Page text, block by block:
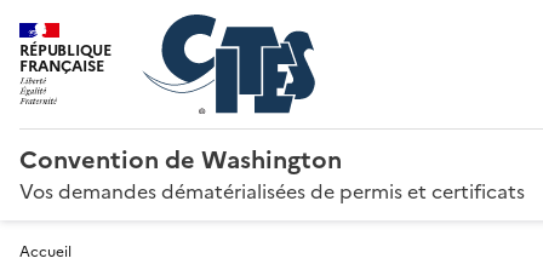
RÉPUBLIQUE
FRANÇAISE
Convention de Washington
Vos demandes dématérialisées de permis et certificats
Accueil